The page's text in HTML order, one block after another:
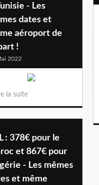
- Les
dates et
aéroport de
!
2022
la suite
: 378€ pour le
et 867€ pour
- Les mêmes
et même